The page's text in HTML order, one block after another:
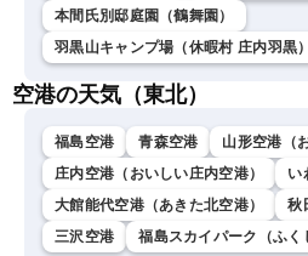
本間氏別邸庭園（鶴舞園）
羽黒山キャンプ場（休暇村 庄内羽黒）
空港の天気（東北）
福島空港 青森空港
山形空港（
庄内空港（おいしい庄内空港）
い
大館能代空港（あきた北空港）
秋
三沢空港
福島スカイパーク（ふく